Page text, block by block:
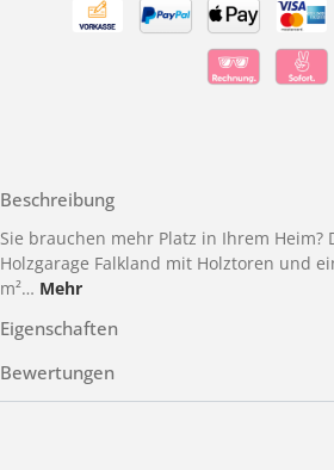
Beschreibung
Sie brauchen mehr Platz in Ihrem Heim?
Holzgarage Falkland mit Holztoren und
m²… Mehr
Eigenschaften
Bewertungen